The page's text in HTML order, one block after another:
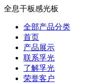
全息干板感光板
全部产品分类
首页
产品展示
联系孚光
了解孚光
荣誉客户